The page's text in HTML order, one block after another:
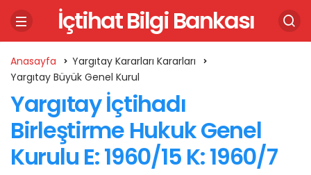
İçtihat Bilgi Bankası
Anasayfa
Yargıtay Kararları Kararları
Yargıtay Büyük Genel Kurul
Yargıtay İçtihadı
Birleştirme Hukuk Genel
Kurulu E: 1960/15 K: 1960/7